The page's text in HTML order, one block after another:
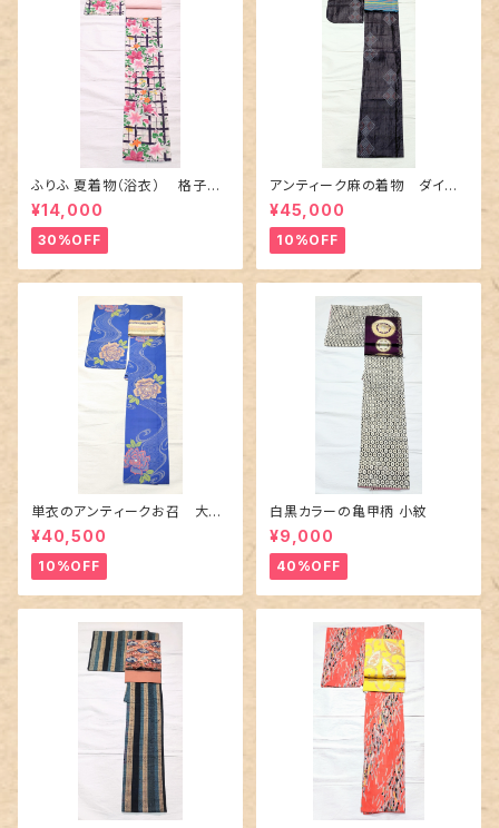
ふりふ 夏着物（浴衣） 格子に
百合や秋草花
¥14,000
30%OFF
アンティーク麻の着物 ダイヤ
に市松柄の上布
¥45,000
10%OFF
単衣のアンティークお召 大輪
の薔薇柄柄
¥40,500
10%OFF
白黒カラーの亀甲柄 小紋
¥9,000
40%OFF